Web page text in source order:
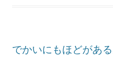
でかいにもほどがあ